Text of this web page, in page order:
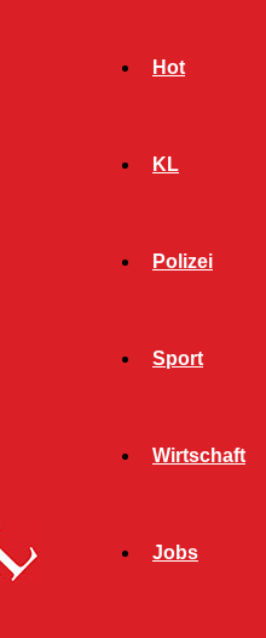
Hot
KL
Polizei
Sport
Wirtschaft
Jobs